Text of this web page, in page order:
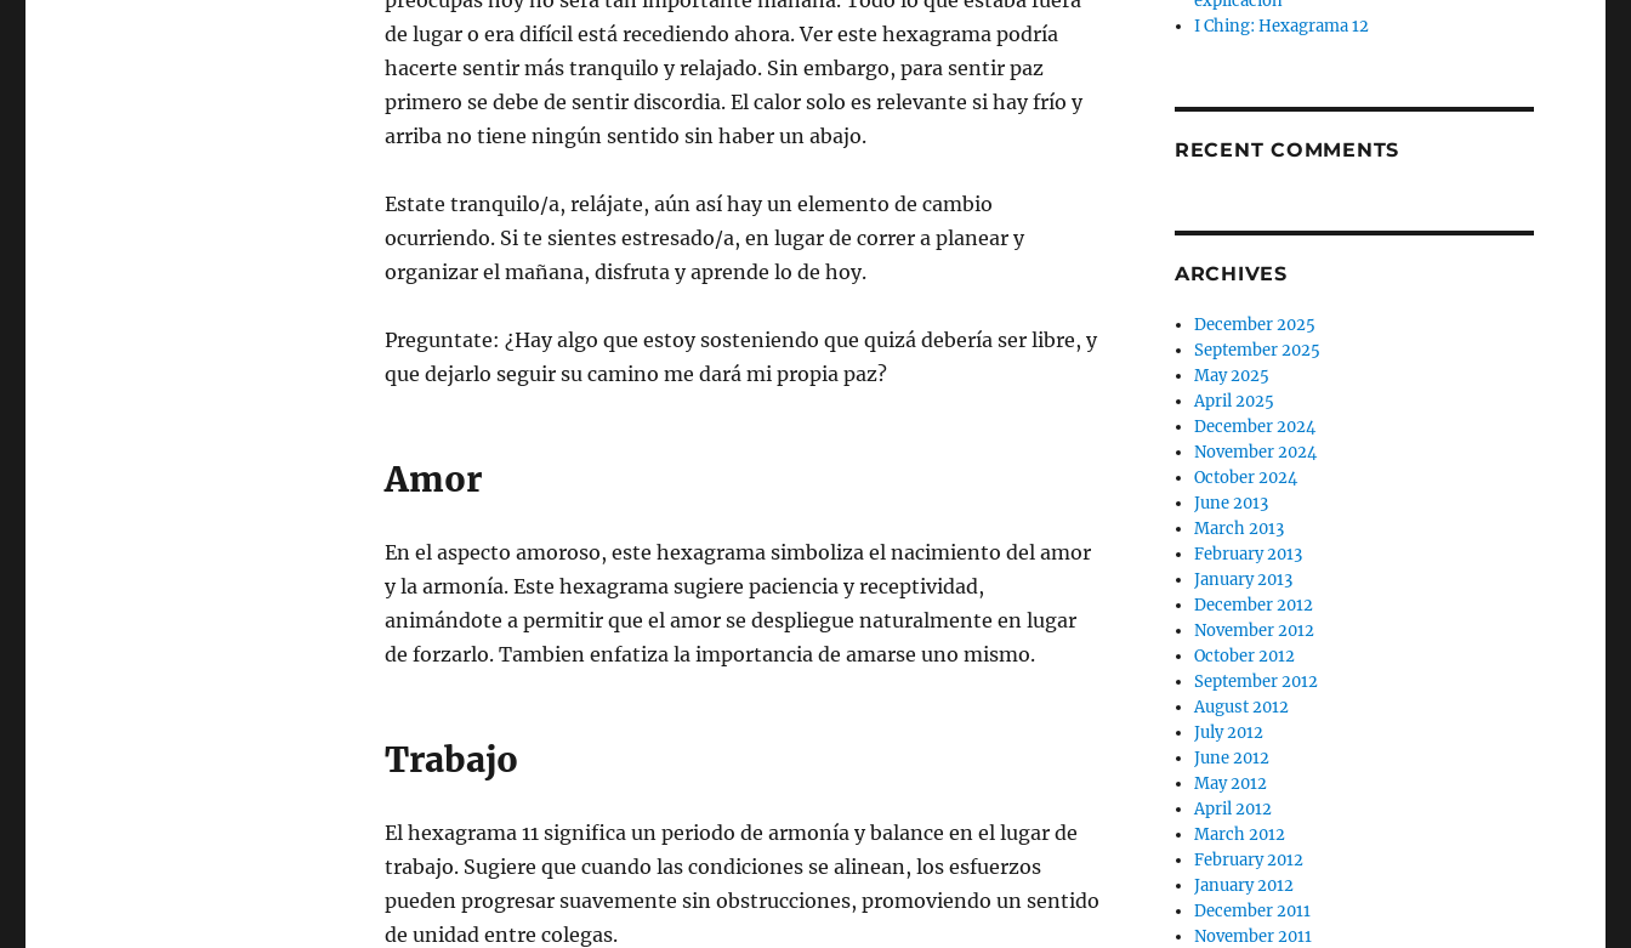
de lugar o era difícil está recediendo ahora. Ver este hexagrama podría
hacerte sentir más tranquilo y relajado. Sin embargo, para sentir paz
primero se debe de sentir discordia. El calor solo es relevante si hay frío y
arriba no tiene ningún sentido sin haber un abajo.
Estate tranquilo/a, relájate, aún así hay un elemento de cambio
ocurriendo. Si te sientes estresado/a, en lugar de correr a planear y
organizar el mañana, disfruta y aprende lo de hoy.
Preguntate: ¿Hay algo que estoy sosteniendo que quizá debería ser libre, y
que dejarlo seguir su camino me dará mi propia paz?
Amor
En el aspecto amoroso, este hexagrama simboliza el nacimiento del amor
y la armonía. Este hexagrama sugiere paciencia y receptividad,
animándote a permitir que el amor se despliegue naturalmente en lugar
de forzarlo. Tambien enfatiza la importancia de amarse uno mismo.
Trabajo
El hexagrama 11 significa un periodo de armonía y balance en el lugar de
trabajo. Sugiere que cuando las condiciones se alinean, los esfuerzos
pueden progresar suavemente sin obstrucciones, promoviendo un sentido
de unidad entre colegas.
I Ching: Hexagrama 12
RECENT COMMENTS
ARCHIVES
December 2025
September 2025
May 2025
April 2025
December 2024
November 2024
October 2024
June 2013
March 2013
February 2013
January 2013
December 2012
November 2012
October 2012
September 2012
August 2012
July 2012
June 2012
May 2012
April 2012
March 2012
February 2012
January 2012
December 2011
November 2011